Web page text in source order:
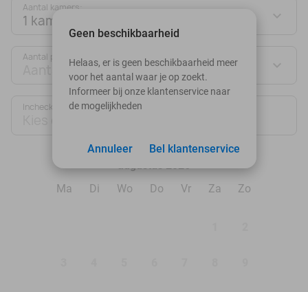
Aantal kamers:
1 kamer
Aantal personen:
Aantal personen
Inchecken
Ma
Di Wo Do Vr Za Zo
Geen beschikbaarheid
Helaas, er is geen beschikbaarheid meer
voor het aantal waar je op zoekt.
Informeer bij onze klantenservice naar
de mogelijkheden
Bel klantenservice
Annuleer